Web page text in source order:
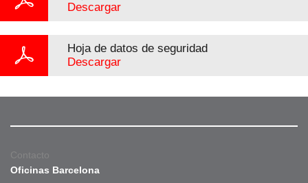
Descargar
Hoja de datos de seguridad
Descargar
Contacto
Oficinas Barcelona